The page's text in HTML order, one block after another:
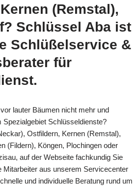
(Remstal),
Schlüssel Aba ist
Schlüßelservice &
für
lauter Bäumen nicht mehr und
Spezialgebiet Schlüsseldienste?
Ostfildern, Kernen (Remstal),
(Fildern), Köngen, Plochingen oder
auf der Webseite fachkundig Sie
Mitarbeiter aus unserem Servicecenter
und individuelle Beratung rund um